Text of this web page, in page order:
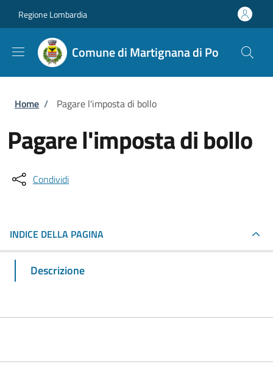
Regione Lombardia
Comune di Martignana di Po
Briciole di pane
Home / Pagare l'imposta di bollo
Pagare l'imposta di bollo
Condividi
INDICE DELLA PAGINA
Descrizione